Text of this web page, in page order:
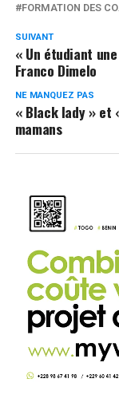
FORMATION DES
SUIVANT
« Un étudiant
Franco Dimelo
NE MANQUEZ PAS
« Black lady » et
mamans